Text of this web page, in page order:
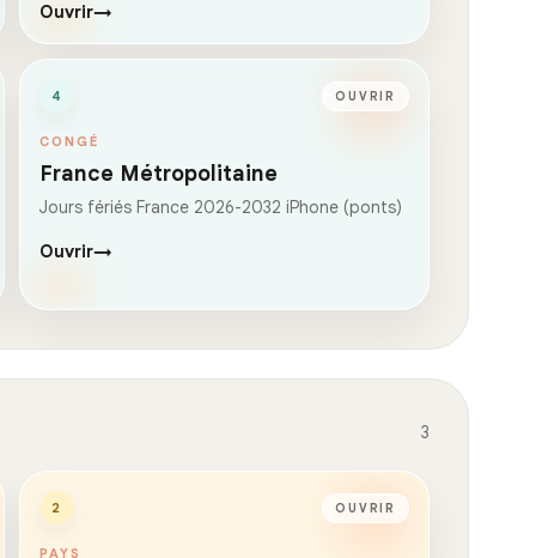
Ouvrir→
4 OUVRIR
CONGÉ
France Métropolitaine
Jours fériés France 2026-2032 iPhone (ponts)
Ouvrir→
3
2 OUVRIR
PAYS